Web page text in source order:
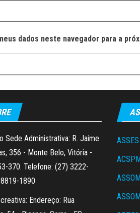
dados neste navegador para a
Sede Administrativa: R. Jaime
356 - Monte Belo, Vitória -
370. Telefone: (27) 3222-
1890
Endereço: Rua
ASSES